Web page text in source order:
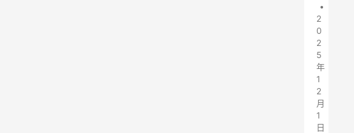
•
2
0
2
5
年
1
2
月
1
日